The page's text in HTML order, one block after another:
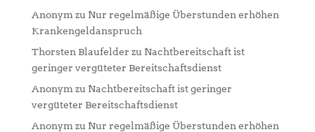
Anonym zu Nur regelmäßige Überstunden erhöhen
Krankengeldanspruch
Thorsten Blaufelder zu Nachtbereitschaft ist
geringer vergüteter Bereitschaftsdienst
Anonym zu Nachtbereitschaft ist geringer
vergüteter Bereitschaftsdienst
Anonym zu Nur regelmäßige Überstunden erhöhen